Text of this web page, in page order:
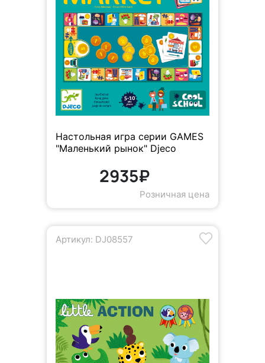
Настольная игра серии GAMES
"Маленький рынок" Djeco
2935₽
Розничная цена
Артикул: DJ08557